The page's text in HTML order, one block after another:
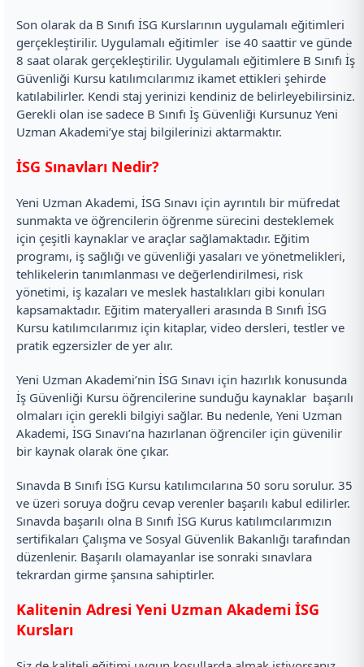
Son olarak da B Sınıfı İSG Kurslarının uygulamalı eğitimleri
gerçekleştirilir. Uygulamalı eğitimler ise 40 saattir ve günde
8 saat olarak gerçekleştirilir. Uygulamalı eğitimlere B Sınıfı İş
Güvenliği Kursu katılımcılarımız ikamet ettikleri şehirde
katılabilirler. Kendi staj yerinizi kendiniz de belirleyebilirsiniz.
Gerekli olan ise sadece B Sınıfı İş Güvenliği Kursunuz Yeni
Uzman Akademi’ye staj bilgilerinizi aktarmaktır.
İSG Sınavları Nedir?
Yeni Uzman Akademi, İSG Sınavı için ayrıntılı bir müfredat
sunmakta ve öğrencilerin öğrenme sürecini desteklemek
için çeşitli kaynaklar ve araçlar sağlamaktadır. Eğitim
programı, iş sağlığı ve güvenliği yasaları ve yönetmelikleri,
tehlikelerin tanımlanması ve değerlendirilmesi, risk
yönetimi, iş kazaları ve meslek hastalıkları gibi konuları
kapsamaktadır. Eğitim materyalleri arasında B Sınıfı İSG
Kursu katılımcılarımız için kitaplar, video dersleri, testler ve
pratik egzersizler de yer alır.
Yeni Uzman Akademi’nin İSG Sınavı için hazırlık konusunda
İş Güvenliği Kursu öğrencilerine sunduğu kaynaklar başarılı
olmaları için gerekli bilgiyi sağlar. Bu nedenle, Yeni Uzman
Akademi, İSG Sınavı’na hazırlanan öğrenciler için güvenilir
bir kaynak olarak öne çıkar.
Sınavda B Sınıfı İSG Kursu katılımcılarına 50 soru sorulur. 35
ve üzeri soruya doğru cevap verenler başarılı kabul edilirler.
Sınavda başarılı olna B Sınıfı İSG Kurus katılımcılarımızın
sertifikaları Çalışma ve Sosyal Güvenlik Bakanlığı tarafından
düzenlenir. Başarılı olamayanlar ise sonraki sınavlara
tekrardan girme şansına sahiptirler.
Kalitenin Adresi Yeni Uzman Akademi İSG
Kursları